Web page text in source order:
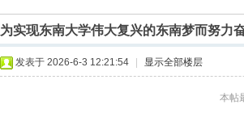
索
›
为实现东南大学伟大复兴的东南梦而努力
发表于 2026-6-3 12:21:54 显示全部楼层
本帖